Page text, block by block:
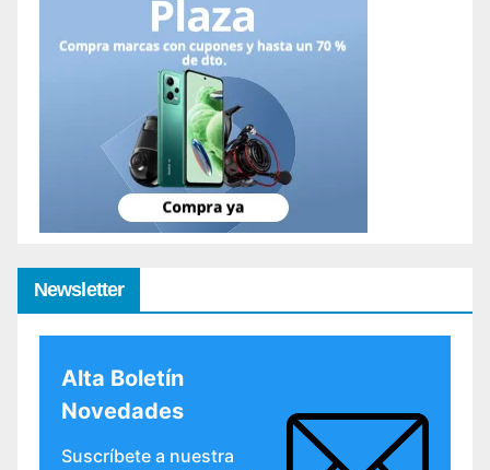
Newsletter
Alta Boletín
Novedades
Suscríbete a nuestra